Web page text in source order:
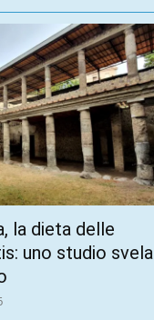
la dieta delle
uno studio svela